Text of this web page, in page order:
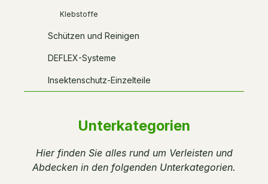
Klebstoffe
Schützen und Reinigen
DEFLEX-Systeme
Insektenschutz-Einzelteile
Unterkategorien
Hier finden Sie alles rund um Verleisten und
Abdecken in den folgenden Unterkategorien.